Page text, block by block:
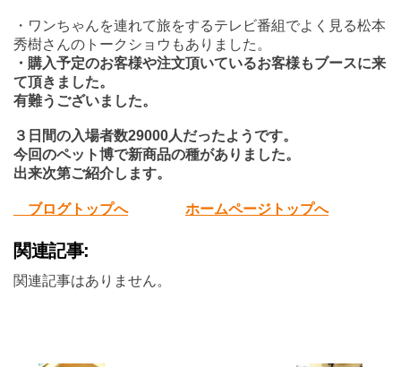
・ワンちゃんを連れて旅をするテレビ番組でよく見る松本
秀樹さんのトークショウもありました。
・購入予定のお客様や注文頂いているお客様もブースに来
て頂きました。
有難うございました。
３日間の入場者数29000人だったようです。
今回のペット博で新商品の種がありました。
出来次第ご紹介します。
ブログトップへ ホームページトップへ
関連記事:
関連記事はありません。